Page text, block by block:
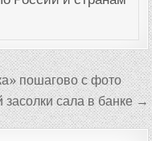
пошагово с фото
засолки сала в банке →